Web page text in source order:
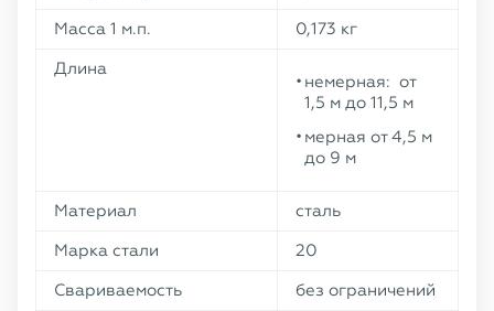
Масса 1 м.п.
0,173 кг
Длина
немерная: от
1,5 м до 11,5 м
мерная от 4,5 м
до 9 м
Материал
сталь
Марка стали
20
Свариваемость
без ограничений